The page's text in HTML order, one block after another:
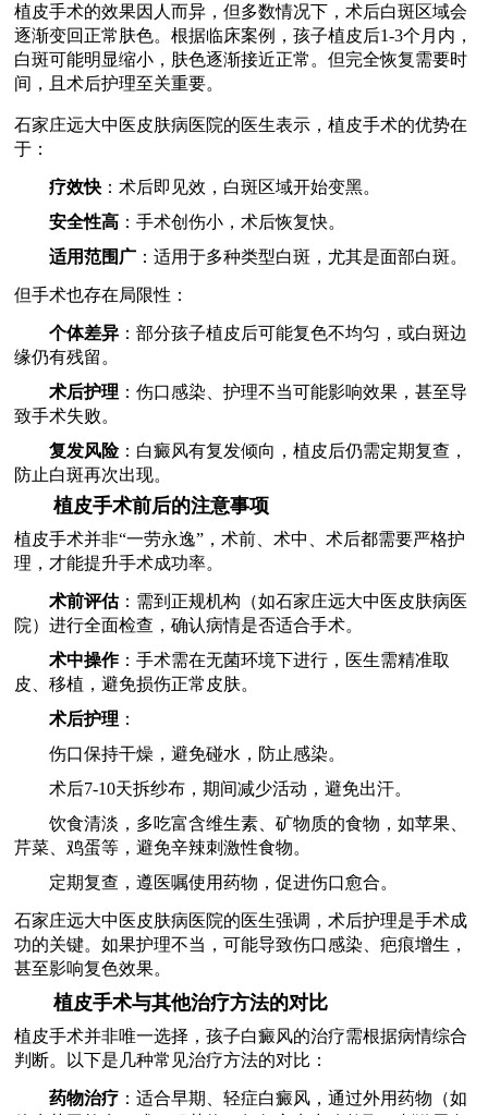
植皮手术的效果因人而异，但多数情况下，术后白斑区域会
逐渐变回正常肤色。根据临床案例，孩子植皮后1-3个月内，
白斑可能明显缩小，肤色逐渐接近正常。但完全恢复需要时
间，且术后护理至关重要。
石家庄远大中医皮肤病医院的医生表示，植皮手术的优势在
于：
疗效快 ：术后即见效，白斑区域开始变黑。
安全性高 ：手术创伤小，术后恢复快。
适用范围广 ：适用于多种类型白斑，尤其是面部白斑。
但手术也存在局限性：
个体差异 ：部分孩子植皮后可能复色不均匀，或白斑边
缘仍有残留。
术后护理 ：伤口感染、护理不当可能影响效果，甚至导
致手术失败。
复发风险：白癜风有复发倾向，植皮后仍需定期复查，
防止白斑再次出现。
植皮手术前后的注意事项
植皮手术并非“一劳永逸”，术前、术中、术后都需要严格护
理，才能提升手术成功率。
术前评估：需到正规机构（如石家庄远大中医皮肤病医
院）进行全面检查，确认病情是否适合手术。
术中操作：手术需在无菌环境下进行，医生需精准取
皮、移植，避免损伤正常皮肤。
术后护理 ：
伤口保持干燥，避免碰水，防止感染。
术后7-10天拆纱布，期间减少活动，避免出汗。
饮食清淡，多吃富含维生素、矿物质的食物，如苹果、
芹菜、鸡蛋等，避免辛辣刺激性食物。
定期复查，遵医嘱使用药物，促进伤口愈合。
石家庄远大中医皮肤病医院的医生强调，术后护理是手术成
功的关键。如果护理不当，可能导致伤口感染、疤痕增生，
甚至影响复色效果。
植皮手术与其他治疗方法的对比
植皮手术并非唯一选择，孩子白癜风的治疗需根据病情综合
判断。以下是几种常见治疗方法的对比：
药物治疗 ：适合早期、轻症白癜风，通过外用药物（如